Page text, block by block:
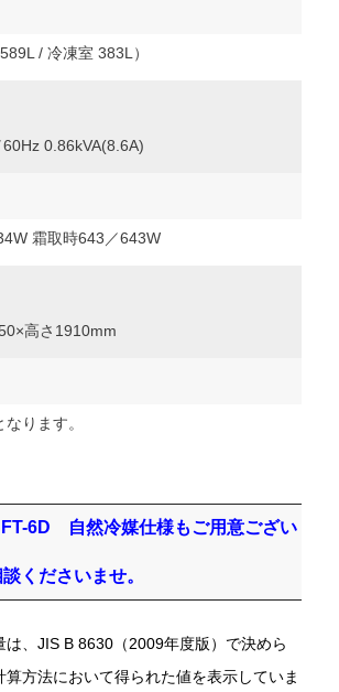
/ 冷凍室 383L）
0.86kVA(8.6A)
霜取時643／643W
高さ1910mm
ります。
6D 自然冷媒仕様もご用意ござい
くださいませ。
、JIS B 8630（2009年度版）で決めら
算方法において得られた値を表示していま